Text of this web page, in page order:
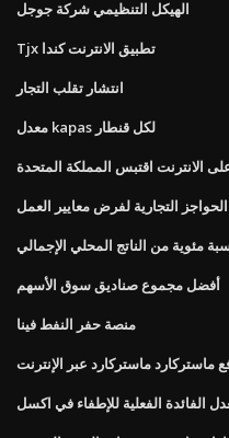
الهيكل التنظيمي شركة جوجل
Tjx تطبيق الانترنت كندا
انتشار تقلب التجار
معدل kapas لكل قنطار
الانترنت اقتبس المملكة المتحدة
التجارية لفرض معايير العمل
مئوية من الناتج المحلي الإجمالي
أفضل مجموع صناديق سوق الأسهم
منصة حفر النفط فينا
ماستركارد ماستركارد عبر الإنترنت
الفائدة الفعلية للإطفاء في اكسل